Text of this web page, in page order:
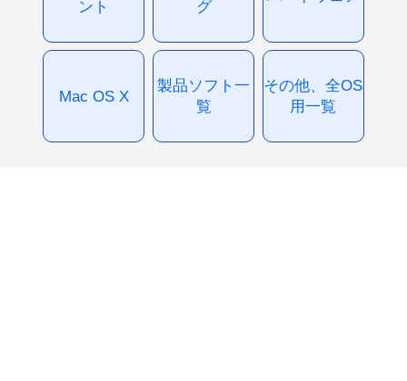
ント
グ
Mac OS X
製品ソフト一
覧
その他、全OS
用一覧